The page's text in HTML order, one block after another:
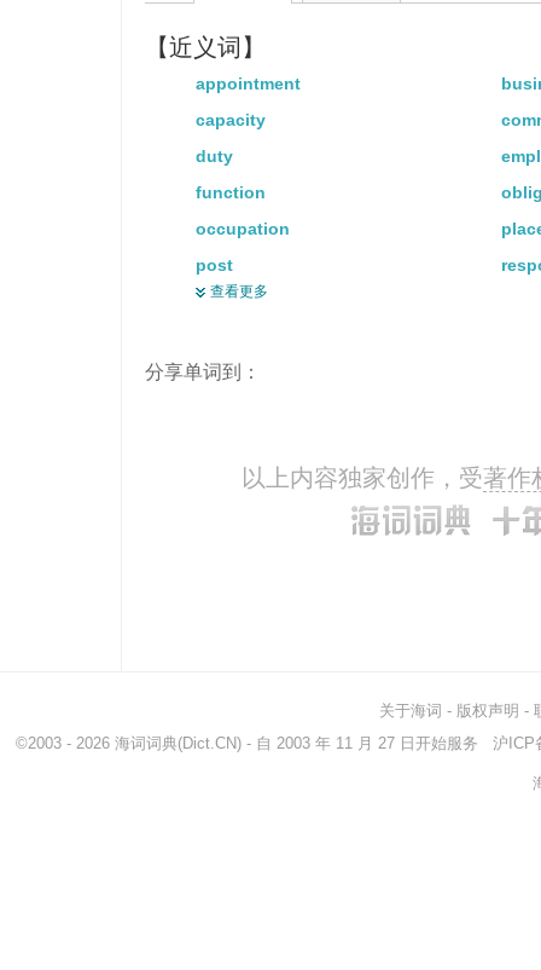
【近义词】
appointment
capacity
duty
function
occupation
post
role
station
查看更多
分享单词到：
以上内容独家创作，受著作
关于海词 - 版权声明 -
©2003 - 2026 海词词典(Dict.CN) - 自 2003 年 11 月 27 日开始服务 沪ICP